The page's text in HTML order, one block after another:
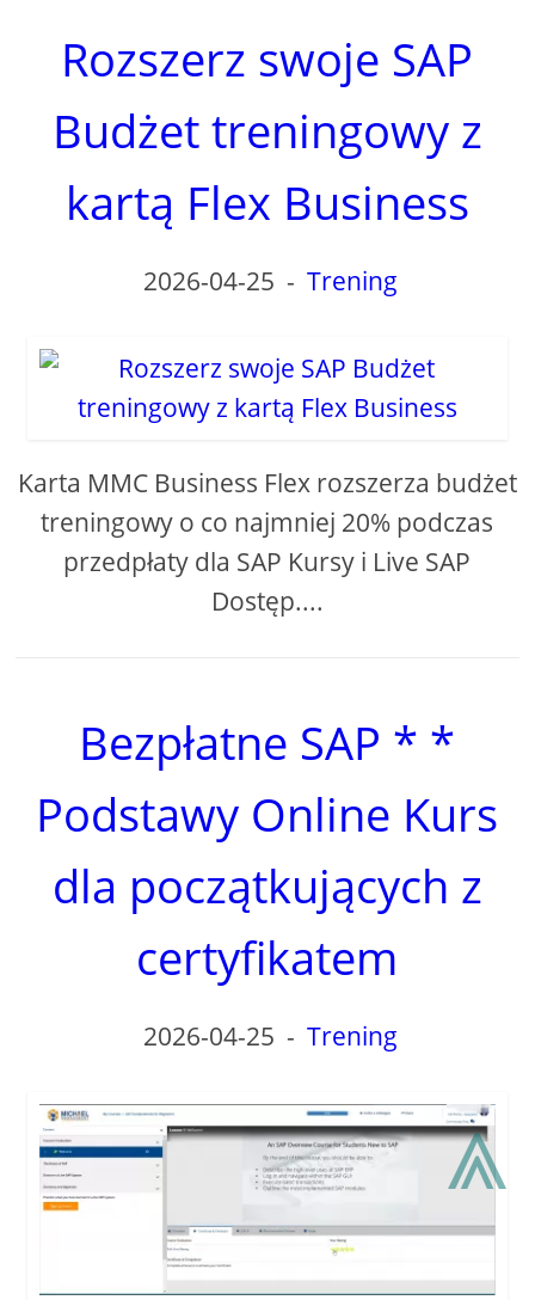
Rozszerz swoje SAP
Budżet treningowy z
kartą Flex Business
2026-04-25 - Trening
Karta MMC Business Flex rozszerza budżet
treningowy o co najmniej 20% podczas
przedpłaty dla SAP Kursy i Live SAP
Dostęp....
Bezpłatne SAP * *
Podstawy Online Kurs
dla początkujących z
certyfikatem
2026-04-25 - Trening
⩓